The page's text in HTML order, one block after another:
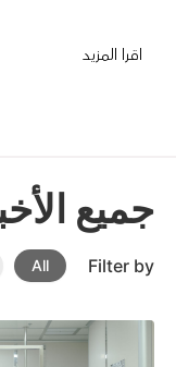
اقرا المزيد
جميع
Filter by
All